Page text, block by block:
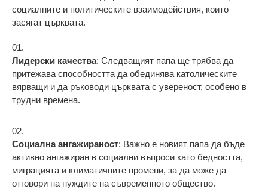
социалните и политическите взаимодействия, които
засягат църквата.
Лидерски качества: Следващият папа ще трябва да
притежава способността да обединява католическите
вярващи и да ръководи църквата с увереност, особено в
трудни времена.
Социална ангажираност: Важно е новият папа да бъде
активно ангажиран в социални въпроси като бедността,
миграцията и климатичните промени, за да може да
отговори на нуждите на съвременното общество.